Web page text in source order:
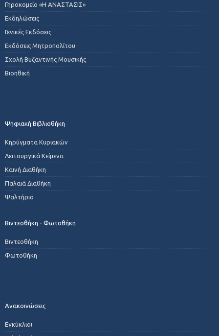
Γηροκομείο «Η ΑΝΑΣΤΑΣΙΣ»
Εκδηλώσεις
Γενικές Εκδόσεις
Εκδόσεις Μητροπολίτου
Σχολή Βυζαντινής Μουσικής
Βιοηθική
Ψηφιακή Βιβλιοθήκη
Κηρύγματα Κυριακών
Λειτουργικά Κείμενα
Καινή Διαθήκη
Παλαιά Διαθήκη
Ψαλτήριο
Βιντεοθήκη - Φωτοθήκη
Βιντεοθήκη
Φωτοθήκη
Ανακοινώσεις
Εγκύκλιοι